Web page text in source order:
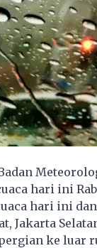
hari ini
hari ini
Jakarta
ke luar